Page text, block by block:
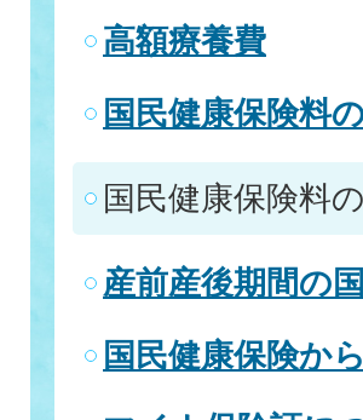
高額療養費
国民健康保険料
国民健康保険料
産前産後期間の
国民健康保険か